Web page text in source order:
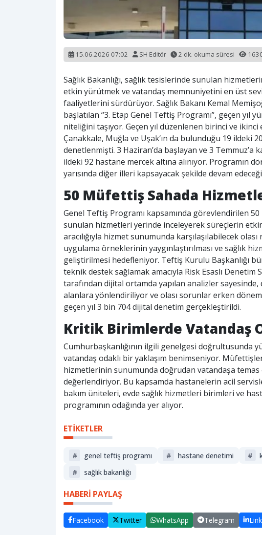
15.06.2026 07:02 SH Editör 2 dk. okuma süresi
Sağlık Bakanlığı, sağlık tesislerinde sunulan
etkin yürütmek ve vatandaş memnuniyetini en üst
faaliyetlerini sürdürüyor. Sağlık Bakanı Kemal
başlatılan “3. Etap Genel Teftiş Programı”, geçen yıl
niteliğini taşıyor. Geçen yıl düzenlenen birinci ve
Çanakkale, Muğla ve Uşak’ın da bulunduğu 19 ildeki
denetlenmişti. 3 Haziran’da başlayan ve 3 Temmuz’a
ildeki 92 hastane mercek altına alınıyor. Programın
yarısında diğer illeri kapsayacak şekilde devam
50 Müfettiş Sahada
Genel Teftiş Programı kapsamında görevlendirilen
sunulan hizmetleri yerinde inceleyerek süreçlerin
aracılığıyla hizmet sunumunda karşılaşılabilecek
uygulama örneklerinin yaygınlaştırılması ve sağlık
geliştirilmesi hedefleniyor. Teftiş Kurulu Başkanlığı
teknik destek sağlamak amacıyla Risk Esaslı Denetim
tarafından dijital ortamda yapılan analizler
alanlara yönlendiriliyor ve olası sorunlar erken
geçen yıl 3 bin 704 dijital denetim gerçekleştirildi.
Kritik Birimlerde Vatandaş
Cumhurbaşkanlığının ilgili genelgesi doğrultusunda
vatandaş odaklı bir yaklaşım benimseniyor.
hizmetlerinin sunumunda doğrudan vatandaşa
değerlendiriyor. Bu kapsamda hastanelerin acil
bakım üniteleri, evde sağlık hizmetleri birimleri ve
programının odağında yer alıyor.
ETİKETLER
# genel teftiş programı # hastane denetimi #
#
sağlik bakanliği
HABERİ PAYLAŞ
Facebook Twitter WhatsApp Telegram